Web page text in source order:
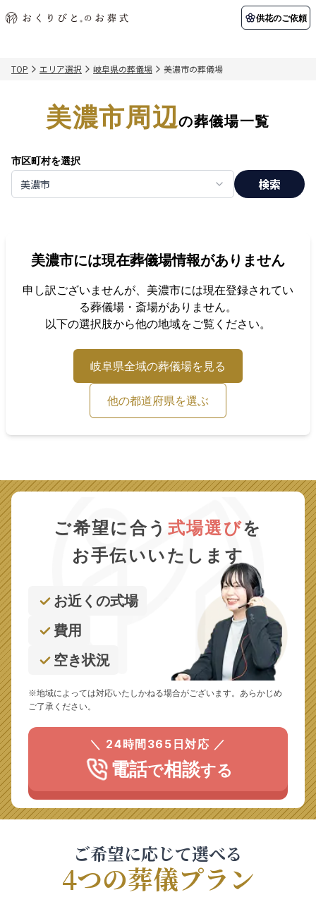
供花のご依頼
初めての方へ 納棺の儀とは？
アフターサポート
会社概要 店舗用地募集
関東エリア
千葉県
北海道エリア
お客様の声
供花のご依頼
TOP エリア選択 岐阜県の葬儀場 美濃市の葬儀場
美濃市周辺の葬儀場一覧
市区町村を選択
美濃市 検索
美濃市には現在葬儀場情報がありません
申し訳ございませんが、 美濃市には現在登録されてい
る葬儀場・斎場がありません。
以下の選択肢から他の地域をご覧ください。
岐阜県全域の葬儀場を見る
他の都道府県を選ぶ
ご希望に合う 式場選びを
お手伝いいたします
お近くの式場
費用
空き状況
※地域によっては対応いたしかねる場合がございます。あらかじめ
ご了承ください。
＼ 24時間365日対応 ／
電話で相談する
ご希望に応じて選べる
4つの葬儀プラン